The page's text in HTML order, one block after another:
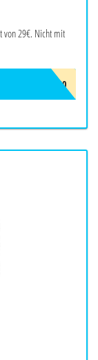
von 29€. Nicht mit
AWNEU10